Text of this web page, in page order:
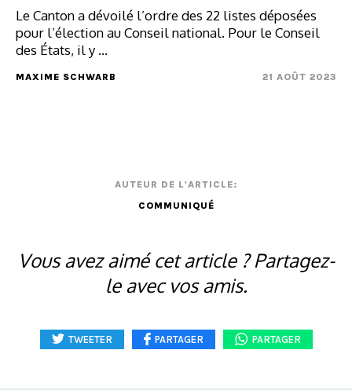
Le Canton a dévoilé l’ordre des 22 listes déposées
pour l’élection au Conseil national. Pour le Conseil
des États, il y ...
MAXIME SCHWARB 21 AOÛT 2023
AUTEUR DE L'ARTICLE:
COMMUNIQUÉ
Vous avez aimé cet article ? Partagez-
le avec vos amis.
TWEETER PARTAGER PARTAGER